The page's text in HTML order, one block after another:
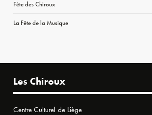
Fête des Chiroux
La Fête de la Musique
Les Chiroux
Centre Culturel de Liège